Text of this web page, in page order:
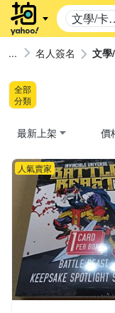
文學/卡
作家
名人簽名 文學
全部
分類
最新上架 價
人氣賣家